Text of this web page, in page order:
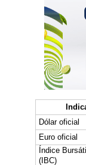
Dólar oficial
Euro oficial
Índice
(IBC)